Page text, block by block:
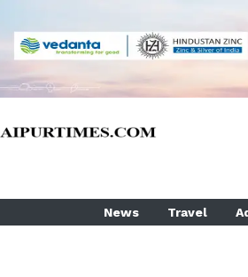
News Travel